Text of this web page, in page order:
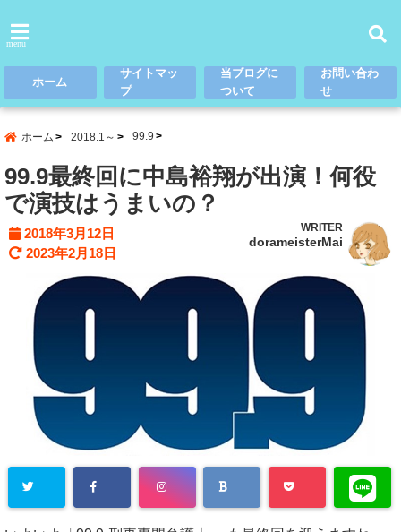
menu
ホーム
サイトマッ
プ
当ブログに
ついて
お問い合わ
せ
ホーム 2018.1～ 99.9
99.9最終回に中島裕翔が出演！何役
で演技はうまいの？
2018年3月12日
2023年2月18日
WRITER
dorameisterMai